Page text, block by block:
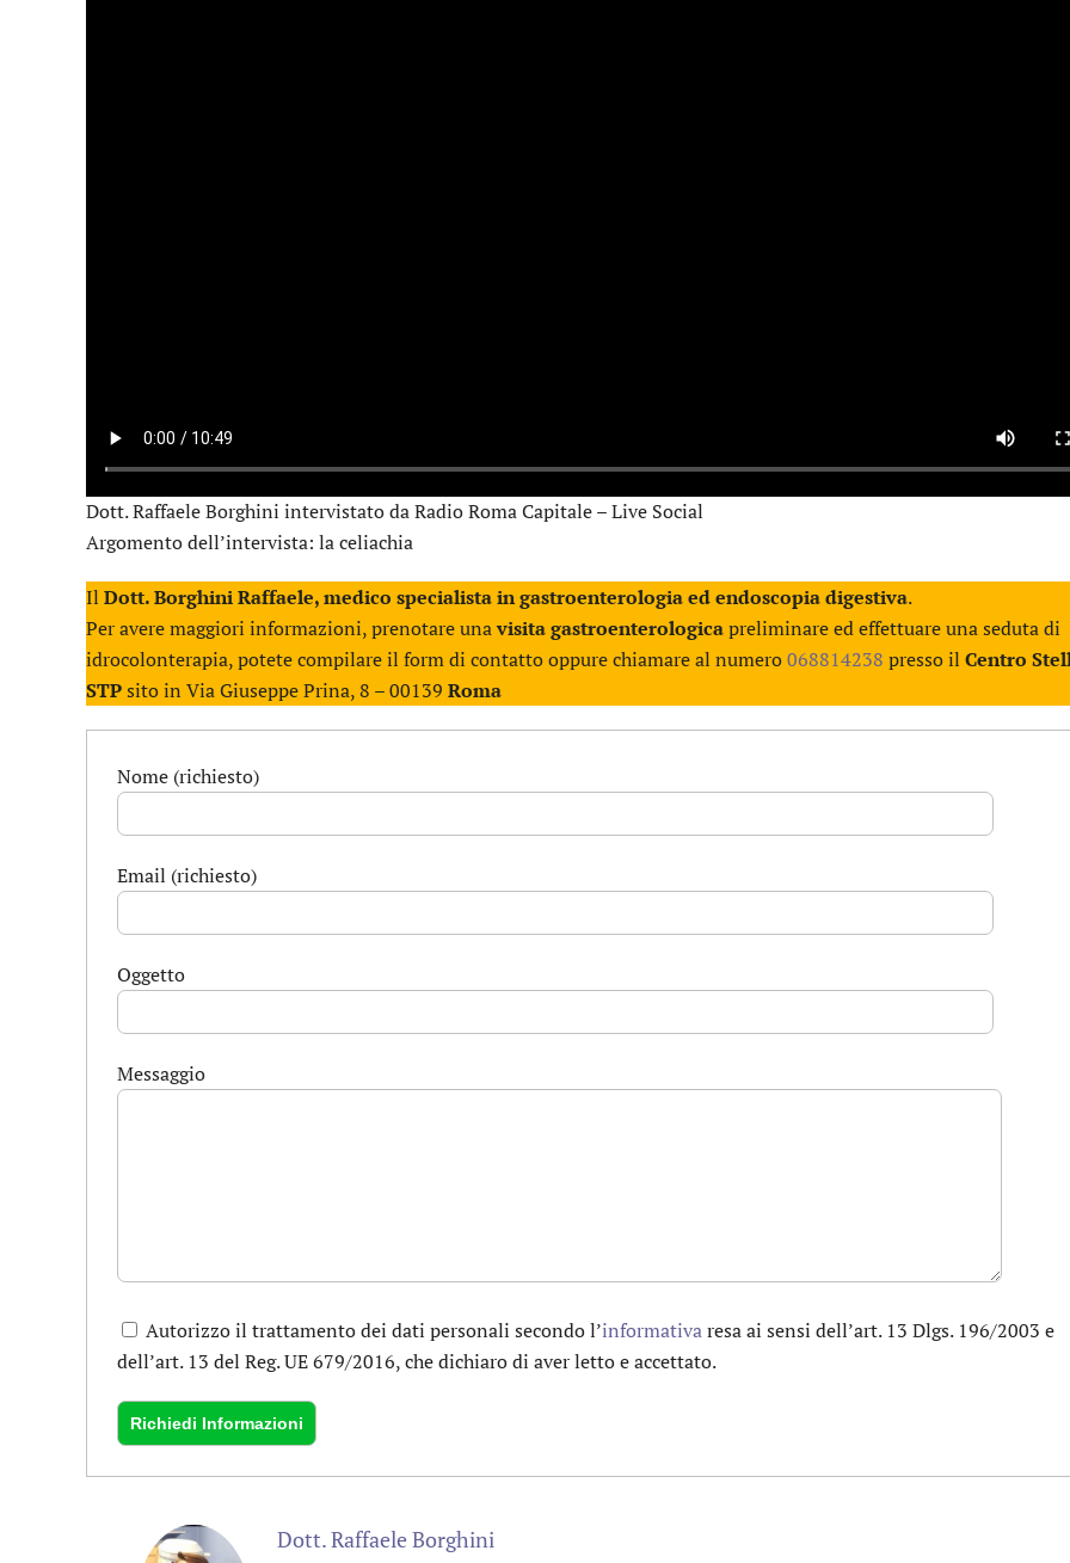
Dott. Raffaele Borghini intervistato da Radio Roma Capitale – Live Social
Argomento dell’intervista: la celiachia
Il Dott. Borghini Raffaele, medico specialista in gastroenterologia ed endoscopia digestiva.
Per avere maggiori informazioni, prenotare unavisita gastroenterologicapreliminare ed effettuare una seduta di
idrocolonterapia, potete compilare il form di contatto oppure chiamare al numero068814238 presso il Centro
STPsito in Via Giuseppe Prina, 8 – 00139 Roma
Nome (richiesto)
Email (richiesto)
Oggetto
Messaggio
Autorizzo il trattamento dei dati personali secondo l’informativaresa ai sensi dell’art. 13 Dlgs. 196/2003 e
dell’art. 13 del Reg. UE 679/2016, che dichiaro di aver letto e accettato.
Dott. Raffaele Borghini